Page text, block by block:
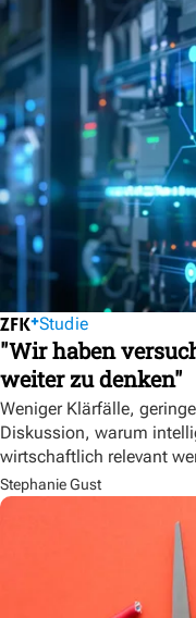
Studie
"Wir haben
weiter zu denken"
Weniger Klärfälle,
Diskussion, warum
wirtschaftlich relevant
Stephanie Gust